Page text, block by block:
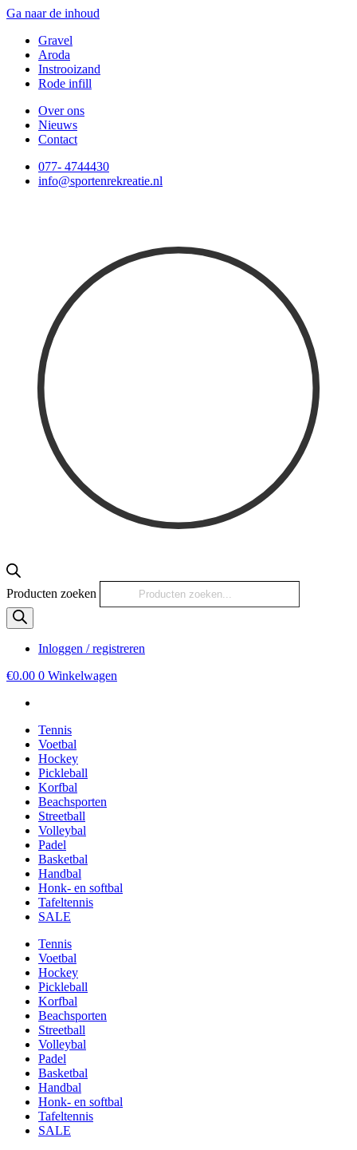
Ga naar de inhoud
Gravel
Aroda
Instrooizand
Rode infill
Over ons
Nieuws
Contact
077- 4744430
info@sportenrekreatie.nl
Producten zoeken
Inloggen / registreren
€0.00 0 Winkelwagen
Tennis
Voetbal
Hockey
Pickleball
Korfbal
Beachsporten
Streetball
Volleybal
Padel
Basketbal
Handbal
Honk- en softbal
Tafeltennis
SALE
Tennis
Voetbal
Hockey
Pickleball
Korfbal
Beachsporten
Streetball
Volleybal
Padel
Basketbal
Handbal
Honk- en softbal
Tafeltennis
SALE